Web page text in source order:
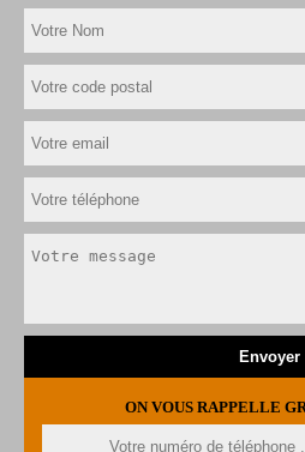
ON VOUS RAPPELLE